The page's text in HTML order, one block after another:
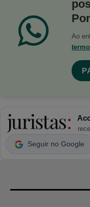
Ao
Seguir no Google